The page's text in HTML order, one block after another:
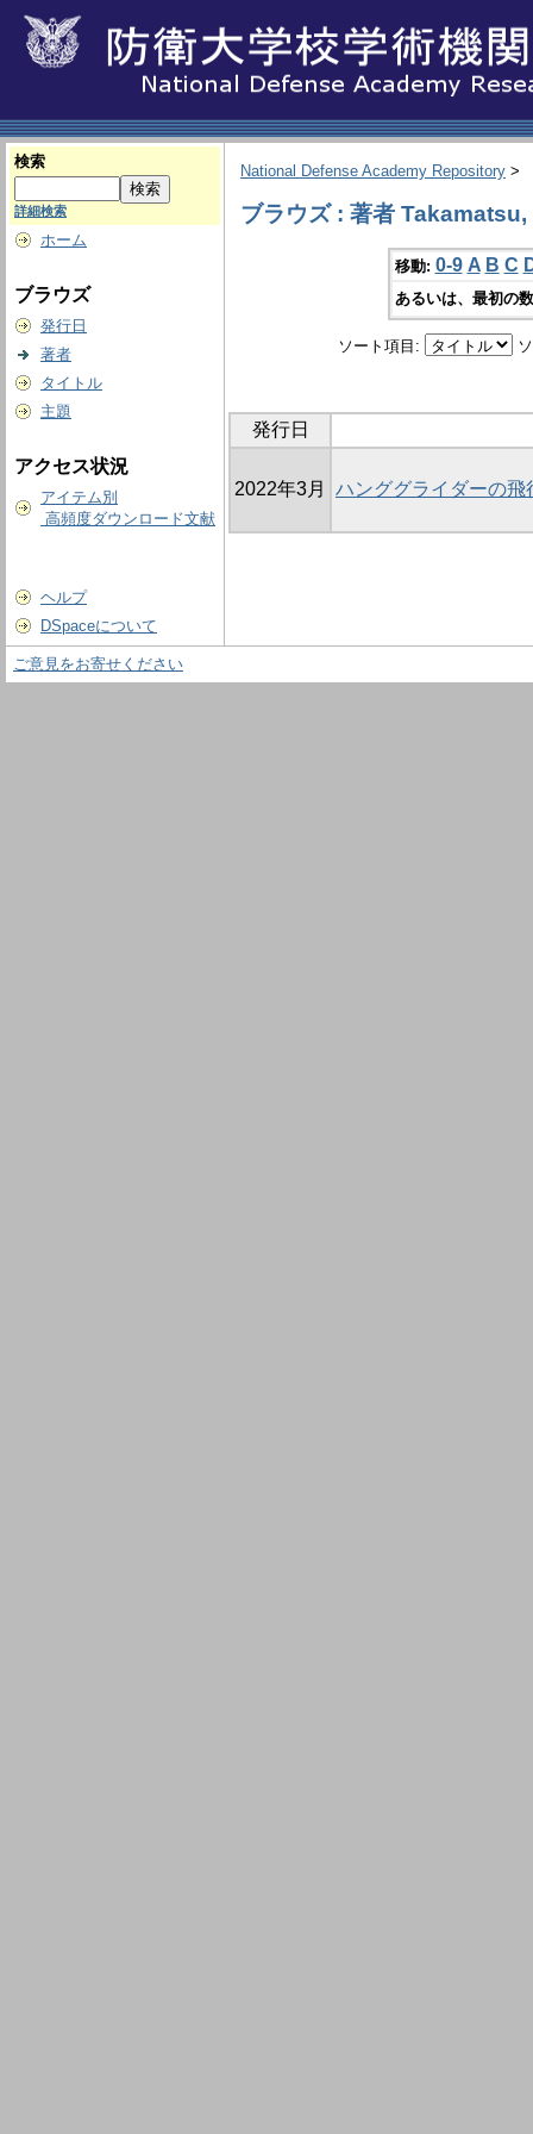
検索
詳細検索
ホーム
ブラウズ
発行日
著者
タイトル
主題
アクセス状況
アイテム別
高頻度ダウンロード文献
ヘルプ
DSpaceについて
National Defense Academy Repository >
ブラウズ : 著者
移動: 0-9 A B C
あるいは、最初の
ソート項目:
発行日
2022年3月 ハンググライダーの
ご意見をお寄せください